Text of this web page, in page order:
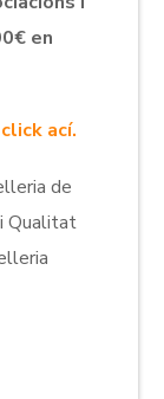
en
ací.
de
Qualitat